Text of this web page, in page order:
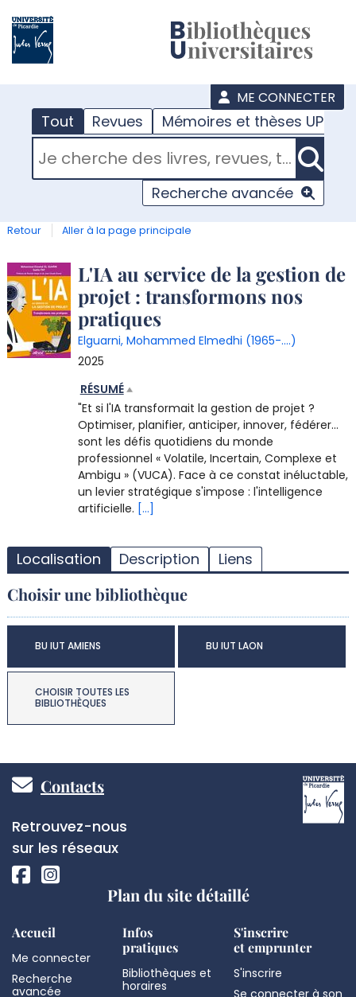
ME CONNECTER
Tout Revues Mémoires et thèses UPJV
RECHERCHER DANS "TOUT"
Recherche avancée
Retour Aller à la page principale
Détail
document
L'IA au service de la gestion de
projet : transformons nos
pratiques
Elguarni, Mohammed Elmedhi (1965-....)
2025
RÉSUMÉ
"Et si l'IA transformait la gestion de projet ?
Optimiser, planifier, anticiper, innover, fédérer...
sont les défis quotidiens du monde
professionnel « Volatile, Incertain, Complexe et
Ambigu » (VUCA). Face à ce constat inéluctable,
un levier stratégique s'impose : l'intelligence
artificielle. [...]
Localisation Description Liens
Choisir une bibliothèque
BU IUT AMIENS BU IUT LAON
CHOISIR TOUTES LES
BIBLIOTHÈQUES
Pied
de
page
Contacts
Réseaux
sociaux
Retrouvez-nous
sur les réseaux
Plan du site détaillé
Accueil
Me connecter
Recherche
avancée
Infos
pratiques
Bibliothèques et
horaires
S'inscrire
et emprunter
S'inscrire